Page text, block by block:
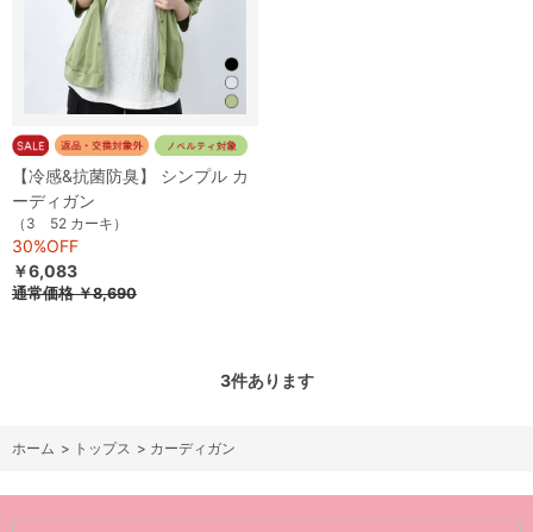
【冷感&抗菌防臭】 シンプル カ
ーディガン
（3 52 カーキ）
30%OFF
￥6,083
通常価格￥8,690
3件あります
ホーム > トップス > カーディガン